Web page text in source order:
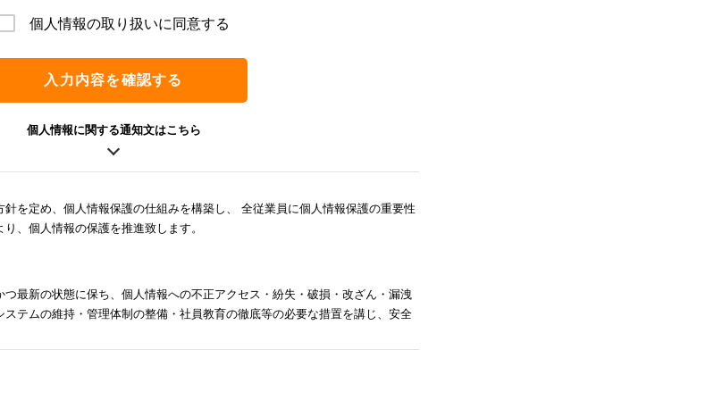
個人情報の取り扱いに同意する
入力内容を確認する
個人情報に関する通知文はこちら
を定め、個人情報保護の仕組みを構築し、 全従業員に個人情報保護の重要性
、個人情報の保護を推進致します。
最新の状態に保ち、個人情報への不正アクセス・紛失・破損・改ざん・漏洩
テムの維持・管理体制の整備・社員教育の徹底等の必要な措置を講じ、安全